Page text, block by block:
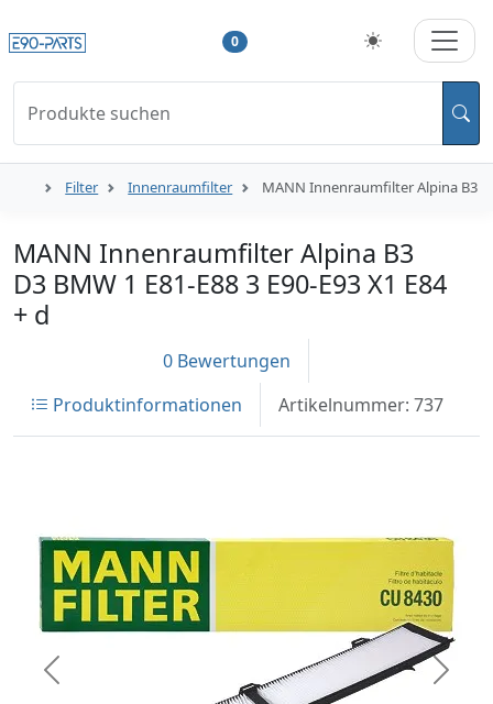
0
Produkte suchen
Filter Innenraumfilter MANN Innenraumfilter Alpina B3
MANN Innenraumfilter Alpina B3
D3 BMW 1 E81-E88 3 E90-E93 X1 E84
+ d
0 Bewertungen
Produktinformationen
Artikelnummer: 737
Previous Next